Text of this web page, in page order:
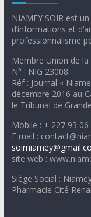
NIAMEY SOIR est
d’informations et
professionnalisme
Membre Union de
N° : NIG 23008
Réf : Journal «
décembre 2016 au
le Tribunal de
Mobile : + 227 93
E mail :
site web :
Siège Social :
Pharmacie Cité